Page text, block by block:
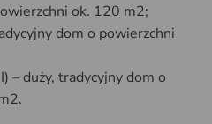
ok. 120 m2;
dom o powierzchni
– duży, tradycyjny dom o